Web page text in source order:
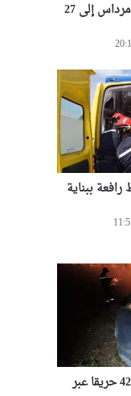
حبسا
ارتفاع حصيلة حادث بومرداس إلى 27
ببناية
الحماية المدنية: إخماد 42 حريقا عبر